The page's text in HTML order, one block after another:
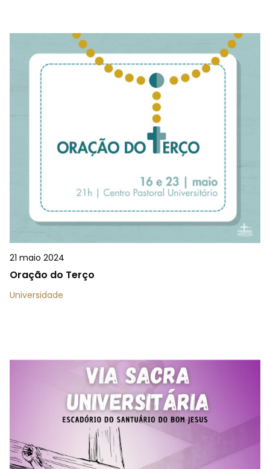
21 maio 2024
Oração do Terço
Universidade